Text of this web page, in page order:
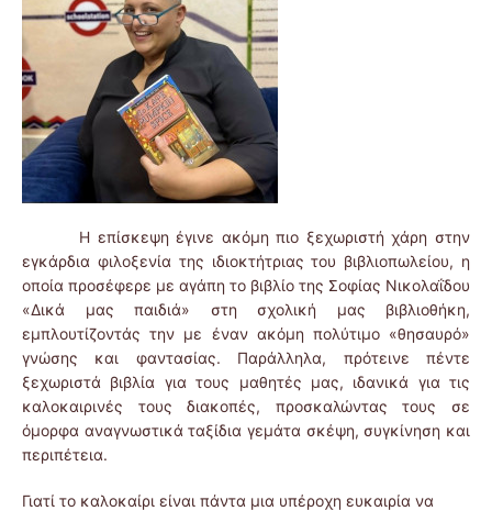
Η επίσκεψη έγινε ακόμη πιο ξεχωριστή χάρη στην
εγκάρδια φιλοξενία της ιδιοκτήτριας του βιβλιοπωλείου, η
οποία προσέφερε με αγάπη το βιβλίο της Σοφίας Νικολαΐδου
«Δικά μας παιδιά» στη σχολική μας βιβλιοθήκη,
εμπλουτίζοντάς την με έναν ακόμη πολύτιμο «θησαυρό»
γνώσης και φαντασίας. Παράλληλα, πρότεινε πέντε
ξεχωριστά βιβλία για τους μαθητές μας, ιδανικά για τις
καλοκαιρινές τους διακοπές, προσκαλώντας τους σε
όμορφα αναγνωστικά ταξίδια γεμάτα σκέψη, συγκίνηση και
περιπέτεια.
Γιατί το καλοκαίρι είναι πάντα μια υπέροχη ευκαιρία να